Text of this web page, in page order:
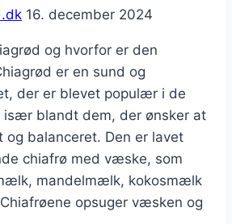
16. december 2024
og hvorfor er den
er en sund og
der er blevet populær i de
især blandt dem, der ønsker at
og balanceret. Den er lavet
chiafrø med væske, som
mandelmælk, kokosmælk
opsuger væsken og